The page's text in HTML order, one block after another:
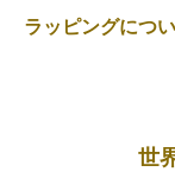
ラッピングにつ
世